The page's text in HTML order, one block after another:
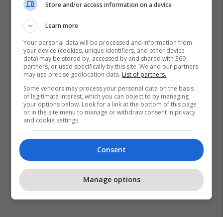
Store and/or access information on a device
Learn more
Your personal data will be processed and information from
your device (cookies, unique identifiers, and other device
data) may be stored by, accessed by and shared with 369
partners, or used specifically by this site. We and our partners
may use precise geolocation data. List of partners.
Some vendors may process your personal data on the basis
of legitimate interest, which you can object to by managing
your options below. Look for a link at the bottom of this page
or in the site menu to manage or withdraw consent in privacy
and cookie settings.
Consent
Manage options